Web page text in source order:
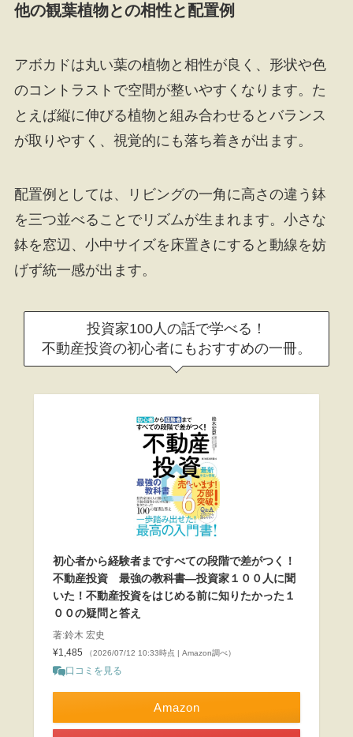
他の観葉植物との相性と配置例
アボカドは丸い葉の植物と相性が良く、形状や色
のコントラストで空間が整いやすくなります。た
とえば縦に伸びる植物と組み合わせるとバランス
が取りやすく、視覚的にも落ち着きが出ます。
配置例としては、リビングの一角に高さの違う鉢
を三つ並べることでリズムが生まれます。小さな
鉢を窓辺、小中サイズを床置きにすると動線を妨
げず統一感が出ます。
投資家100人の話で学べる！
不動産投資の初心者にもおすすめの一冊。
初心者から経験者まですべての段階で差がつく！
不動産投資 最強の教科書―投資家１００人に聞
いた！不動産投資をはじめる前に知りたかった１
００の疑問と答え
著:鈴木 宏史
¥1,485
（2026/07/12 10:33時点 | Amazon調べ）
口コミを見る
Amazon